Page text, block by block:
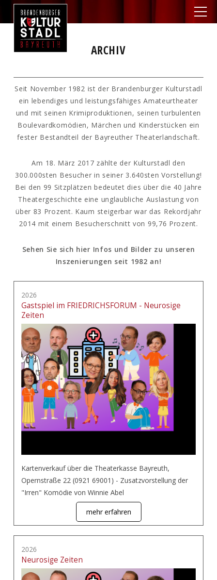
ARCHIV
Seit November 1982 ist der Brandenburger Kulturstadl
ein lebendiges und leistungsfähiges Amateurtheater
und mit seinen Krimiproduktionen, seinen turbulenten
Boulevardkomödien, Märchen und Kinderstücken ein
fester Bestandteil der Bayreuther Theaterlandschaft.
Am 18. März 2017 zählte der Kulturstadl den
300.000sten Besucher in seiner 3.640sten Vorstellung!
Bei den 99 Sitzplätzen bedeutet dies über die 40 Jahre
Theatergeschichte eine unglaubliche Auslastung von
über 83 Prozent. Kaum steigerbar war das Rekordjahr
2014 mit einem Besucherschnitt von 99,76 Prozent.
Sehen Sie sich hier Infos und Bilder zu unseren
Inszenierungen seit 1982 an!
2026
Gastspiel im FRIEDRICHSFORUM - Neurosige
Zeiten
Kartenverkauf über die Theaterkasse Bayreuth,
Opernstraße 22 (0921 69001) - Zusatzvorstellung der
"Irren" Komödie von Winnie Abel
mehr erfahren
2026
Neurosige Zeiten